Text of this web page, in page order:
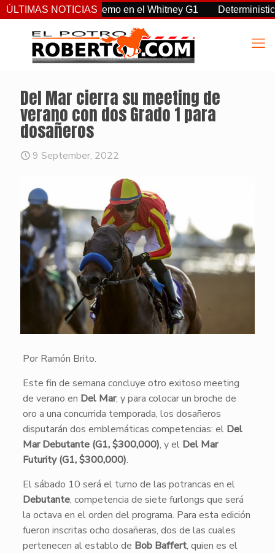
ÚLTIMAS NOTICIASsupremo en el Whitney G1 Deterministic:
Del Mar cierra su meeting de
verano con dos Grado 1 para
dosañeros
9 September, 2022
Por Ramón Brito.
Este fin de semana concluye otro exitoso meeting
de verano en Del Mar, y para colocar un broche de
oro a una concurrida temporada, los dosañeros
disputarán dos emblemáticas competencias: el Del
Mar Debutante (G1, $300,000), y el Del Mar
Futurity (G1, $300,000).
El sábado 10 será el turno de las potrancas en el
Debutante, competencia de siete furlongs que será
la octava en el orden del programa. Para esta edición
fueron inscritas ocho dosañeras, dos de las cuales
pertenecen al establo de Bob Baffert, quien es el